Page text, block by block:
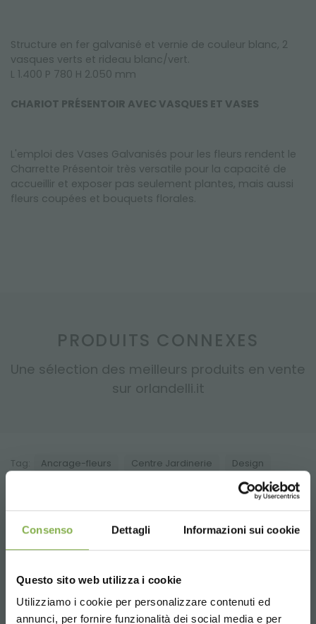
Consenso Dettagli Informazioni sui cookie
Questo sito web utilizza i cookie
Utilizziamo i cookie per personalizzare contenuti ed
annunci, per fornire funzionalità dei social media e per
Structure en fer galvanisé et vernie de couleur blanc, 2
vasques verts et rideau blanc/vert.
L 1.400 P 780 H 2.050 mm
CHARIOT PRÉSENTOIR AVEC VASQUES ET VASES
L'emploi des Vases Galvanisés pour les fleurs rendent le
Charrette Présentoir très versatile pour la capacité de
accueillir et exposer pas seulement plantes, mais aussi
fleurs coupées et bouquets florales.
PRODUITS CONNEXES
Une sélection des meilleurs produits en vente
sur orlandelli.it
Tag: Ancrage-fleurs Centre Jardinerie Design
Meubles
Mobilier de fleuriste Modulable Multi-étagère
Produits pour les pépinières